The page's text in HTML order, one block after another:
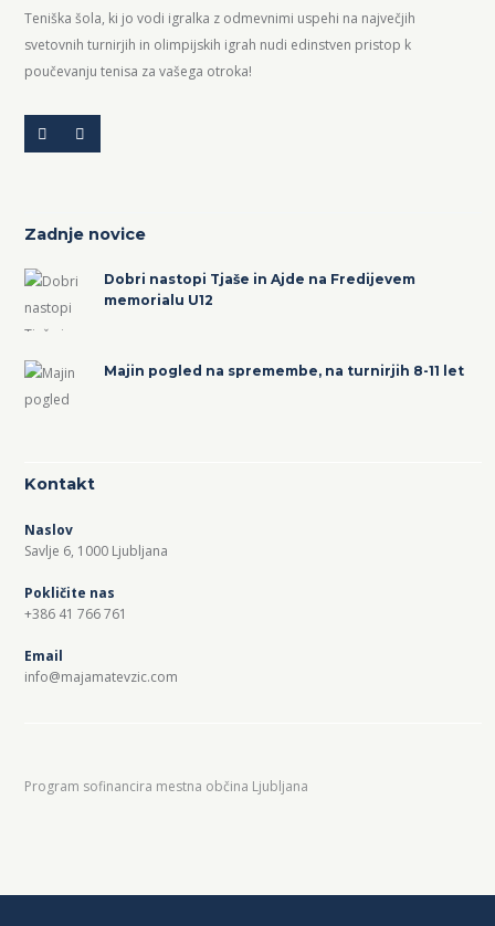
Teniška šola, ki jo vodi igralka z odmevnimi uspehi na največjih
svetovnih turnirjih in olimpijskih igrah nudi edinstven pristop k
poučevanju tenisa za vašega otroka!
Zadnje novice
Dobri nastopi Tjaše in Ajde na Fredijevem
memorialu U12
Majin pogled na spremembe, na turnirjih 8-11 let
Kontakt
Naslov
Savlje 6, 1000 Ljubljana
Pokličite nas
+386 41 766 761
Email
info@majamatevzic.com
Program sofinancira mestna občina Ljubljana